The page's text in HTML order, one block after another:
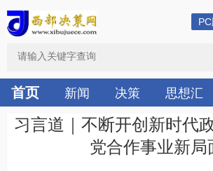
首页 新闻 决策 思想汇
习言道｜不断开创新时代
党合作事业新局